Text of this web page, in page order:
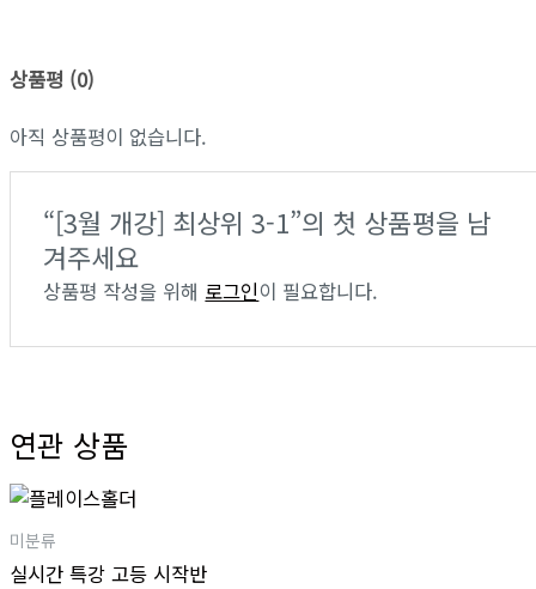
상품평 (0)
아직 상품평이 없습니다.
“[3월 개강] 최상위 3-1”의 첫 상품평을 남
겨주세요
상품평 작성을 위해 로그인이 필요합니다.
연관 상품
미분류
실시간 특강 고등 시작반